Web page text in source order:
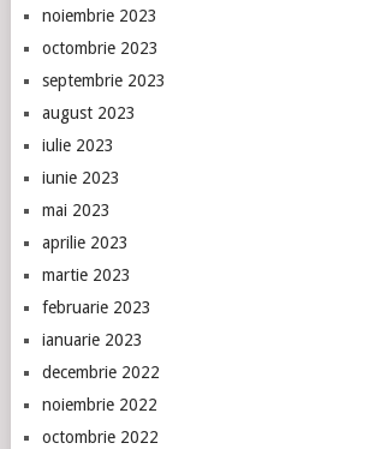
noiembrie 2023
octombrie 2023
septembrie 2023
august 2023
iulie 2023
iunie 2023
mai 2023
aprilie 2023
martie 2023
februarie 2023
ianuarie 2023
decembrie 2022
noiembrie 2022
octombrie 2022